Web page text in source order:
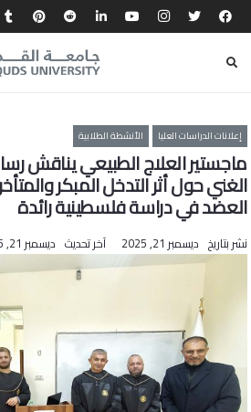
إعلانات الدراسات العليا الأنشطة الطلابية
ماجستير العلاج الطبيعي يناقش
الغني حول أثر التدخل المبكر
العضد في دراسة فلسطينية رائدة
نشر بتاريخ ديسمبر 21, 2025 آخر تحديث ديسمبر 21, 2025